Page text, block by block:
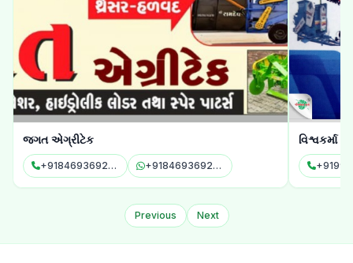
વિશ્વકર્મા એગ્રો ઇન્ડસ્ટ્રીઝ
+919974454074 +919974454074
રાણાભાઈ
Previous Next